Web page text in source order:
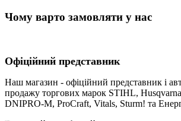
Чому варто замовляти у нас
Офіційний представник
Наш магазин - офіційний представник і
продажу торгових марок STIHL,
DNIPRO-M, ProCraft, Vitals, Sturm! та